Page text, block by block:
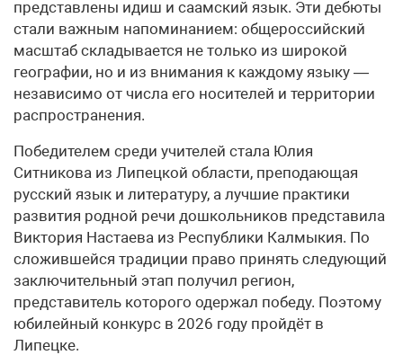
представлены идиш и саамский язык. Эти дебюты
стали важным напоминанием: общероссийский
масштаб складывается не только из широкой
географии, но и из внимания к каждому языку —
независимо от числа его носителей и территории
распространения.
Победителем среди учителей стала Юлия
Ситникова из Липецкой области, преподающая
русский язык и литературу, а лучшие практики
развития родной речи дошкольников представила
Виктория Настаева из Республики Калмыкия. По
сложившейся традиции право принять следующий
заключительный этап получил регион,
представитель которого одержал победу. Поэтому
юбилейный конкурс в 2026 году пройдёт в
Липецке.